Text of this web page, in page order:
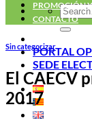
PORTAL
SEDE
PROMOCIÓN
CONTACTO
Sin categorizar
El CAECV
2017